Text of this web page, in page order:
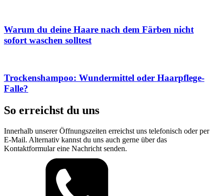
Warum du deine Haare nach dem Färben nicht
sofort waschen solltest
Trockenshampoo: Wundermittel oder Haarpflege-
Falle?
So erreichst du uns
Innerhalb unserer Öffnungszeiten erreichst uns telefonisch oder per
E-Mail. Alternativ kannst du uns auch gerne über das
Kontaktformular eine Nachricht senden.